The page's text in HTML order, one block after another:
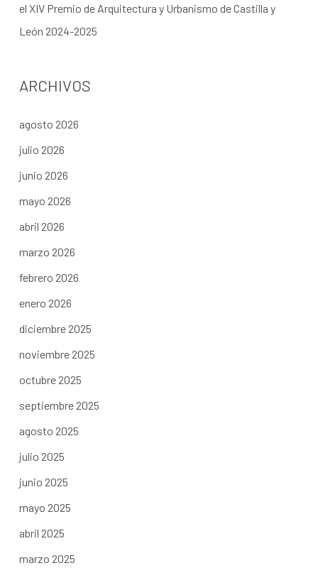
el XIV Premio de Arquitectura y Urbanismo de Castilla y
León 2024-2025
ARCHIVOS
agosto 2026
julio 2026
junio 2026
mayo 2026
abril 2026
marzo 2026
febrero 2026
enero 2026
diciembre 2025
noviembre 2025
octubre 2025
septiembre 2025
agosto 2025
julio 2025
junio 2025
mayo 2025
abril 2025
marzo 2025